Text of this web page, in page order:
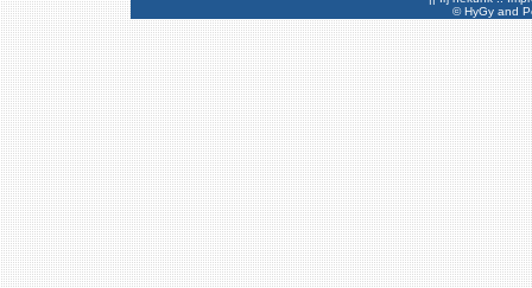
©HyGyand